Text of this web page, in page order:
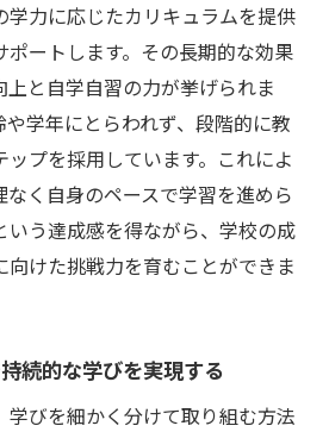
学力に応じたカリキュラムを提供
ポートします。その長期的な効果
上と自学自習の力が挙げられま
学年にとらわれず、段階的に教
プを採用しています。これによ
なく自身のペースで学習を進めら
いう達成感を得ながら、学校の成
けた挑戦力を育むことができま
続的な学びを実現する
学びを細かく分けて取り組む方法